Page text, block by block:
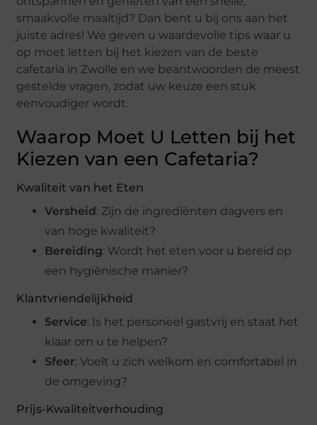
smaakvolle maaltijd? Dan bent u bij ons aan het
juiste adres! We geven u waardevolle tips waar u
op moet letten bij het kiezen van de beste
cafetaria in Zwolle en we beantwoorden de meest
gestelde vragen, zodat uw keuze een stuk
eenvoudiger wordt.
Waarop Moet U Letten bij het
Kiezen van een Cafetaria?
Kwaliteit van het Eten
Versheid: Zijn de ingrediënten dagvers en
van hoge kwaliteit?
Bereiding: Wordt het eten voor u bereid op
een hygiënische manier?
Klantvriendelijkheid
Service: Is het personeel gastvrij en staat het
klaar om u te helpen?
Sfeer: Voelt u zich welkom en comfortabel in
de omgeving?
Prijs-Kwaliteitverhouding